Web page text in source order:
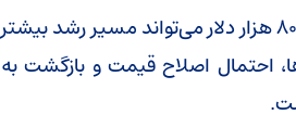
در مجموع، بیت‌کوین در نقطه‌ای قرار دارد که عبور پایدار از سطح ۸۰ هزار دلار می‌تواند مسیر رشد بیشتر
احتمال اصلاح قیمت و بازگشت به